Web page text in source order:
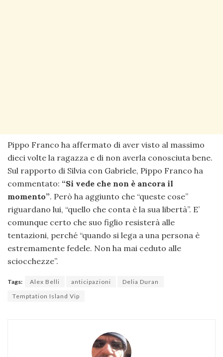
Pippo Franco ha affermato di aver visto al massimo
dieci volte la ragazza e di non averla conosciuta bene.
Sul rapporto di Silvia con Gabriele, Pippo Franco ha
commentato: “Si vede che non è ancora il
momento”. Però ha aggiunto che “queste cose”
riguardano lui, “quello che conta è la sua libertà”. E’
comunque certo che suo figlio resisterà alle
tentazioni, perché “quando si lega a una persona è
estremamente fedele. Non ha mai ceduto alle
sciocchezze”.
Tags: Alex Belli anticipazioni
Delia Duran
Temptation Island Vip